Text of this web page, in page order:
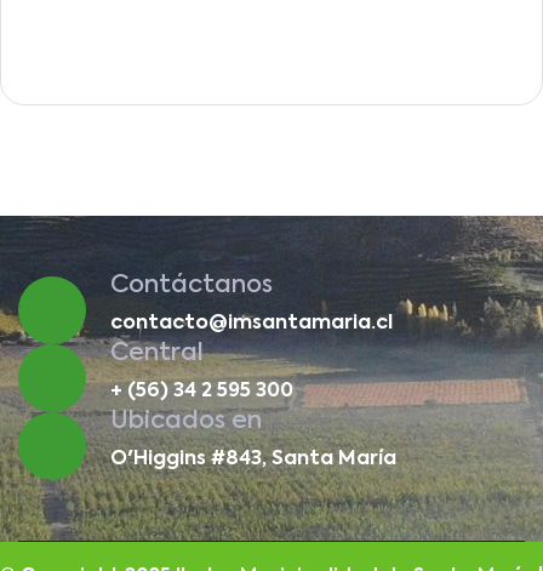
Contáctanos
contacto@imsantamaria.cl
Central
+ (56) 34 2 595 300
Ubicados en
O'Higgins #843, Santa María